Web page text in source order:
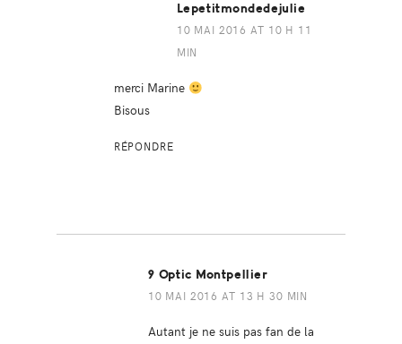
Lepetitmondedejulie
10 MAI 2016 AT 10 H 11
MIN
merci Marine
Bisous
RÉPONDRE
9 Optic Montpellier
10 MAI 2016 AT 13 H 30 MIN
Autant je ne suis pas fan de la